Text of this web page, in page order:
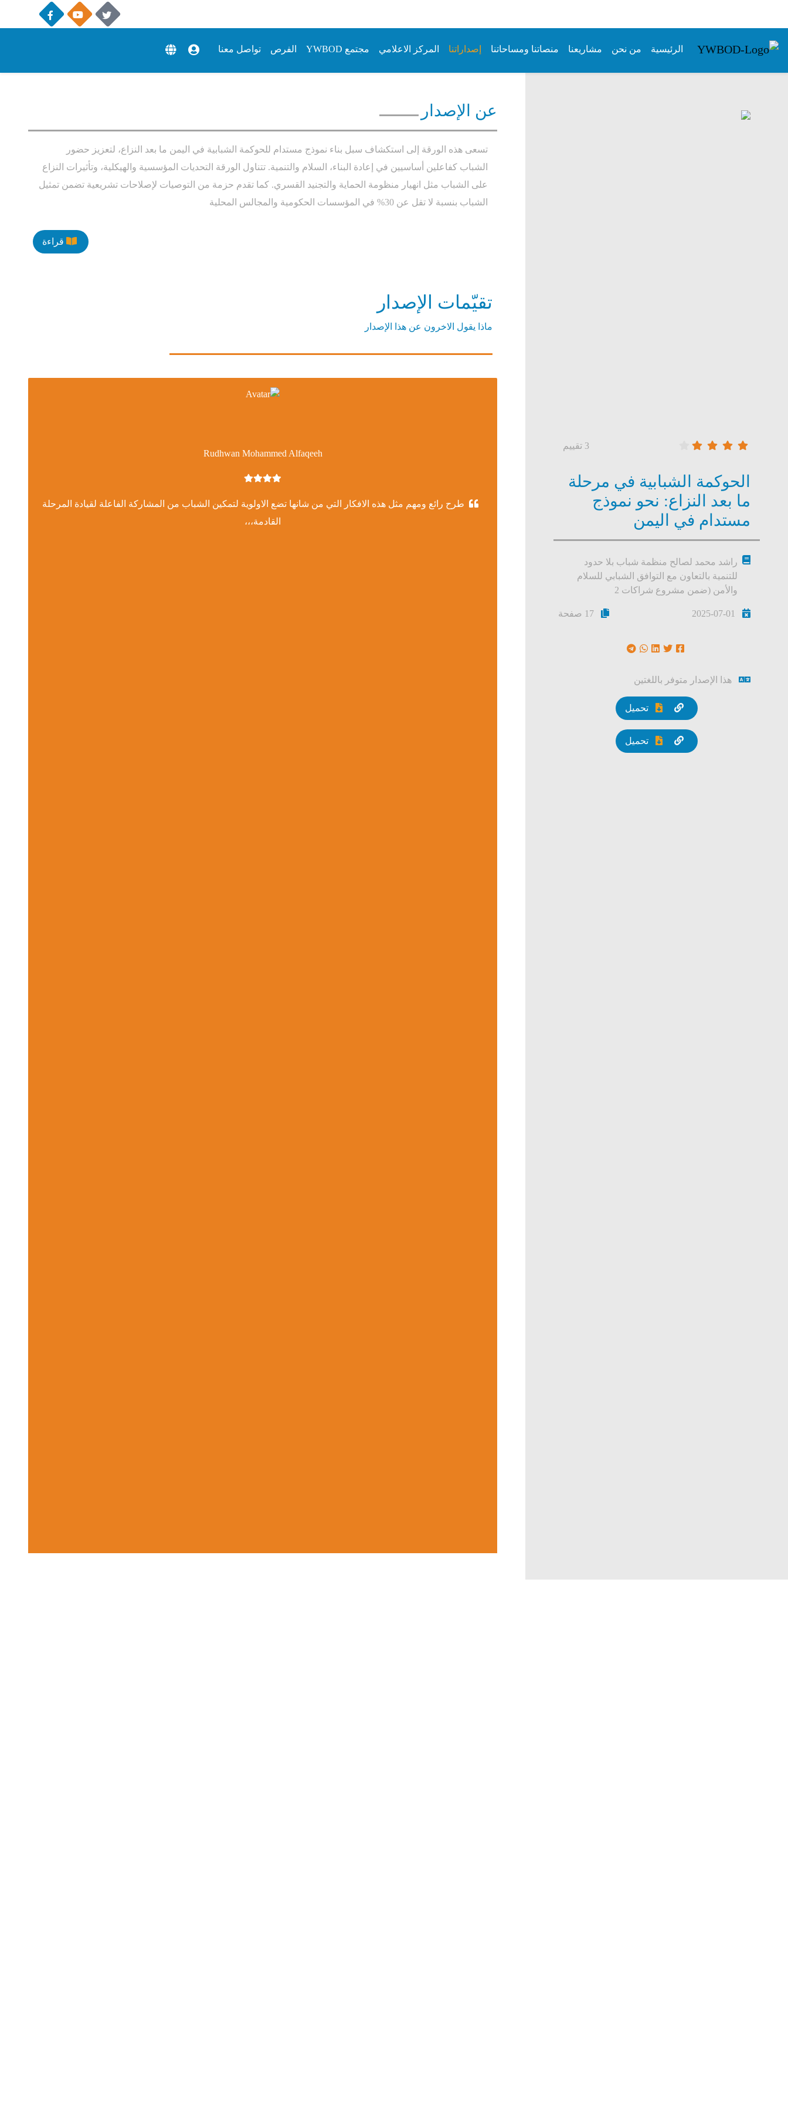
الرئيسية من نحن مشاريعنا منصاتنا ومساحاتنا إصداراتنا المركز الاعلامي مجتمع YWBOD الفرص تواصل معنا
3 تقييم
الحوكمة الشبابية في مرحلة
ما بعد النزاع: نحو نموذج
مستدام في اليمن
راشد محمد لصالح منظمة شباب بلا حدود
للتنمية بالتعاون مع التوافق الشبابي للسلام
والأمن (ضمن مشروع شراكات 2
2025-07-01 17 صفحة
هذا الإصدار متوفر باللغتين
تحميل
تحميل
عن الإصدار
تسعى هذه الورقة إلى استكشاف سبل بناء نموذج مستدام للحوكمة الشبابية في اليمن ما بعد النزاع، لتعزيز حضور
الشباب كفاعلين أساسيين في إعادة البناء، السلام والتنمية. تتناول الورقة التحديات المؤسسية والهيكلية، وتأثيرات النزاع
على الشباب مثل انهيار منظومة الحماية والتجنيد القسري. كما تقدم حزمة من التوصيات لإصلاحات تشريعية تضمن تمثيل
الشباب بنسبة لا تقل عن 30% في المؤسسات الحكومية والمجالس المحلية
قراءة
تقيّمات الإصدار
ماذا يقول الاخرون عن هذا الإصدار
وليد نجيب محمد اسماعيل
هناك حلول جذرية وفعالة بدون مشاركة الشباب
Rudhwan Mohammed Alfaqeeh
طرح رائع ومهم مثل هذه الافكار التي من شانها تضع الاولوية لتمكين الشباب من المشاركة الفاعلة لقيادة المرحلة
القادمة،،،